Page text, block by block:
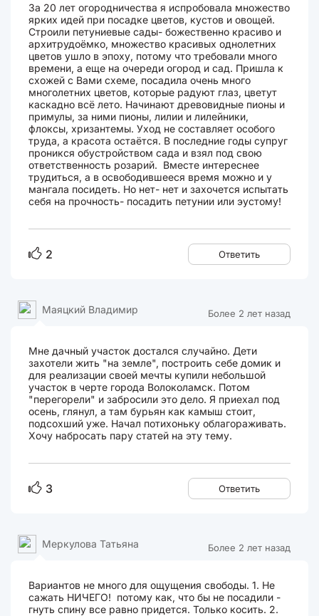
За 20 лет огородничества я испробовала множество
ярких идей при посадке цветов, кустов и овощей.
Строили петуниевые сады- божественно красиво и
архитрудоёмко, множество красивых однолетних
цветов ушло в эпоху, потому что требовали много
времени, а еще на очереди огород и сад. Пришла к
схожей с Вами схеме, посадила очень много
многолетних цветов, которые радуют глаз, цветут
каскадно всё лето. Начинают древовидные пионы и
примулы, за ними пионы, лилии и лилейники,
флоксы, хризантемы. Уход не составляет особого
труда, а красота остаётся. В последние годы супруг
проникся обустройством сада и взял под свою
ответственность розарий. Вместе интереснее
трудиться, а в освободившееся время можно и у
мангала посидеть. Но нет- нет и захочется испытать
себя на прочность- посадить петунии или эустому!
2 Ответить
Более 2 лет назад
Маяцкий Владимир
Мне дачный участок достался случайно. Дети
захотели жить "на земле", построить себе домик и
для реализации своей мечты купили небольшой
участок в черте города Волоколамск. Потом
"перегорели" и забросили это дело. Я приехал под
осень, глянул, а там бурьян как камыш стоит,
подсохший уже. Начал потихоньку облагораживать.
Хочу набросать пару статей на эту тему.
3 Ответить
Более 2 лет назад
Меркулова Татьяна
Вариантов не много для ощущения свободы. 1. Не
сажать НИЧЕГО! потому как, что бы не посадили -
гнуть спину все равно придется. Только косить. 2.